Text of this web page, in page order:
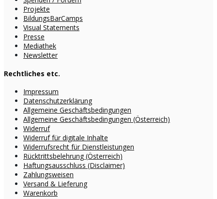
Projekte
BildungsBarCamps
Visual Statements
Presse
Mediathek
Newsletter
Rechtliches etc.
Impressum
Datenschutzerklärung
Allgemeine Geschäftsbedingungen
Allgemeine Geschäftsbedingungen (Österreich)
Widerruf
Widerruf für digitale Inhalte
Widerrufsrecht für Dienstleistungen
Rücktrittsbelehrung (Österreich)
Haftungsausschluss (Disclaimer)
Zahlungsweisen
Versand & Lieferung
Warenkorb